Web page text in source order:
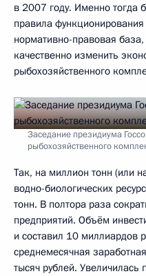
в 2007 году. Именно тогда
правила
нормативно-правовая
качественно изменить
рыбохозяйственного
Заседание президиума
рыбохозяйственного
Так, на миллион тонн (или
водно-биологических
тонн. В полтора раза
предприятий. Объём
и составил 10 миллиардов
среднемесячная
тысяч рублей. Увеличилась